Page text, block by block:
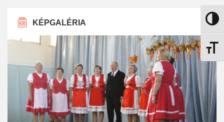
Nagy
KÉPGALÉRIA